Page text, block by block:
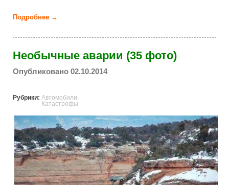
Подробнее →
Необычные аварии (35 фото)
Опубликовано 02.10.2014
Рубрики: Автомобили
Катастрофы
unusual_car_crashes_in_the_world.jpg